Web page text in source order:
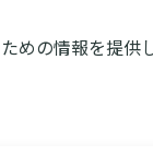
めの情報を提供